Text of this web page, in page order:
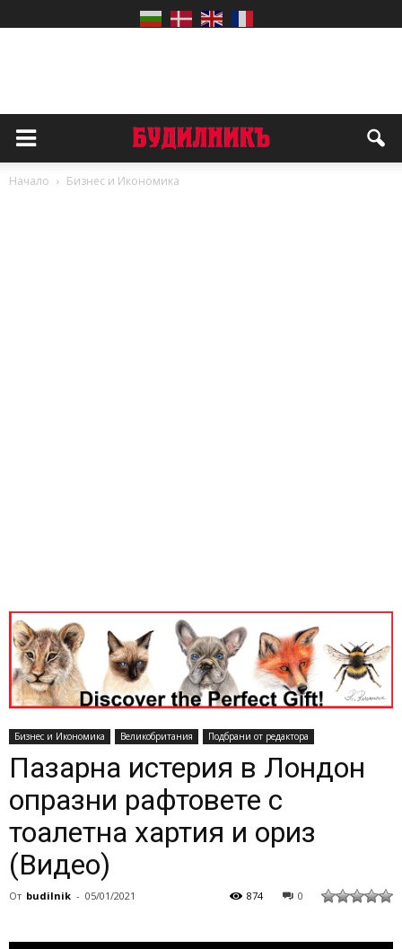
Начало Бизнес и Икономика
Бизнес и Икономика Великобритания Подбрани от редактора
Пазарна истерия в Лондон
опразни рафтовете с
тоалетна хартия и ориз
(Видео)
От budilnik - 05/01/2021 0
874